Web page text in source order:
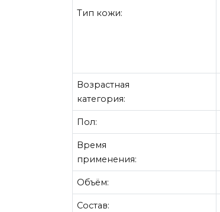
Тип кожи:
Возрастная
категория:
Пол:
Время
применения:
Объём:
Состав: